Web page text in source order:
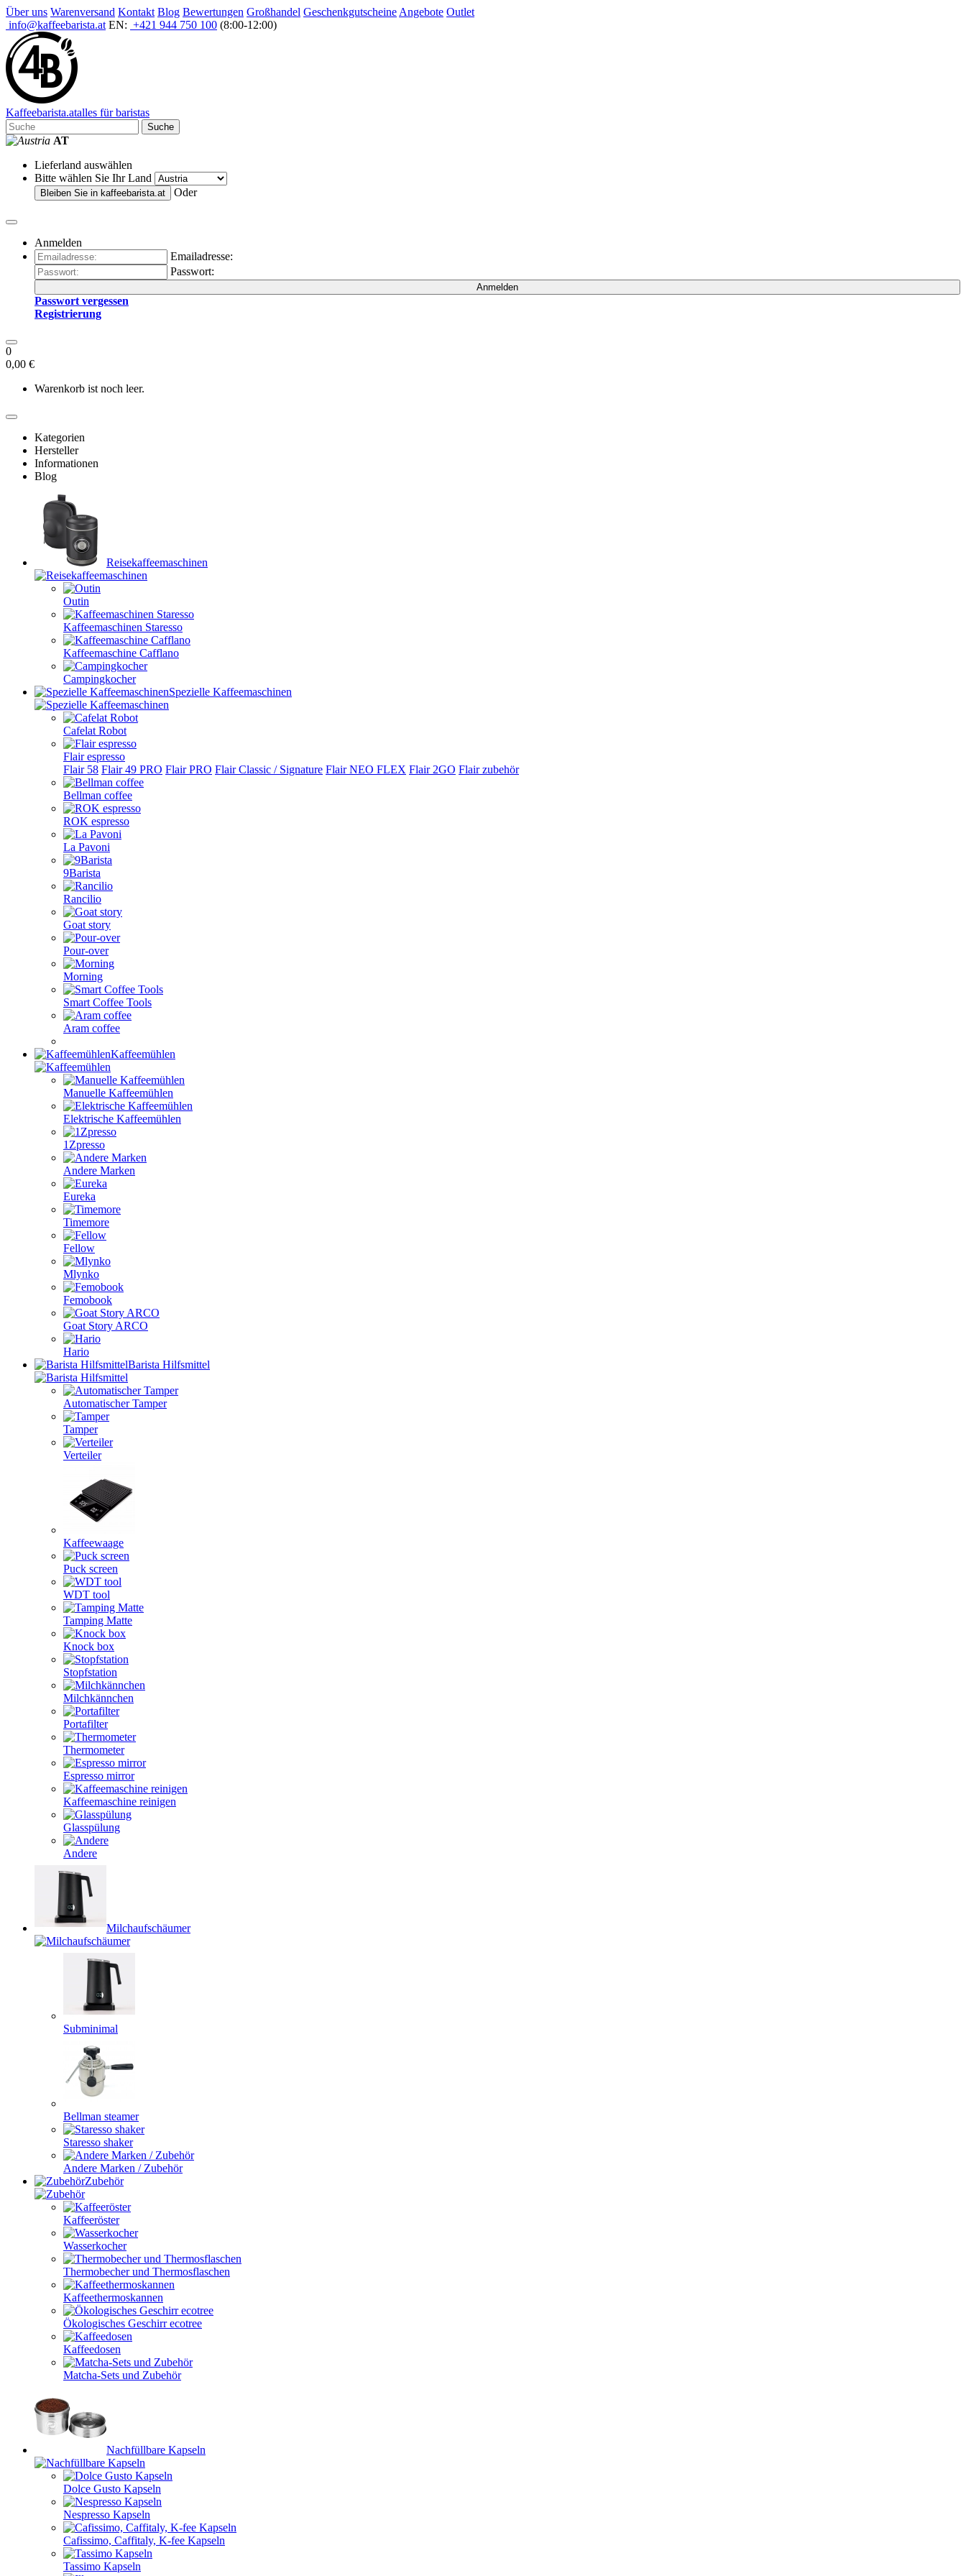
Über uns Warenversand Kontakt Blog Bewertungen Großhandel Geschenkgutscheine Angebote Outlet
info@kaffeebarista.at EN: +421 944 750 100 (8:00-12:00)
Kaffeebarista.atalles für baristas
Suche
AT
Lieferland auswählen
Bitte wählen Sie Ihr Land
Bleiben Sie in kaffeebarista.at Oder
Anmelden
Emailadresse:
Passwort:
Anmelden
Passwort vergessen
Registrierung
0
0,00 €
Warenkorb ist noch leer.
Kategorien
Hersteller
Informationen
Blog
Reisekaffeemaschinen
Outin
Kaffeemaschinen Staresso
Kaffeemaschine Cafflano
Campingkocher
Spezielle Kaffeemaschinen
Cafelat Robot
Flair espresso
Flair 58 Flair 49 PRO Flair PRO Flair Classic / Signature Flair NEO FLEX Flair 2GO Flair zubehör
Bellman coffee
ROK espresso
La Pavoni
9Barista
Rancilio
Goat story
Pour-over
Morning
Smart Coffee Tools
Aram coffee
Kaffeemühlen
Manuelle Kaffeemühlen
Elektrische Kaffeemühlen
1Zpresso
Andere Marken
Eureka
Timemore
Fellow
Mlynko
Femobook
Goat Story ARCO
Hario
Barista Hilfsmittel
Automatischer Tamper
Tamper
Verteiler
Kaffeewaage
Puck screen
WDT tool
Tamping Matte
Knock box
Stopfstation
Milchkännchen
Portafilter
Thermometer
Espresso mirror
Kaffeemaschine reinigen
Glasspülung
Andere
Milchaufschäumer
Subminimal
Bellman steamer
Staresso shaker
Andere Marken / Zubehör
Zubehör
Kaffeeröster
Wasserkocher
Thermobecher und Thermosflaschen
Kaffeethermoskannen
Ökologisches Geschirr ecotree
Kaffeedosen
Matcha-Sets und Zubehör
Nachfüllbare Kapseln
Dolce Gusto Kapseln
Nespresso Kapseln
Cafissimo, Caffitaly, K-fee Kapseln
Tassimo Kapseln